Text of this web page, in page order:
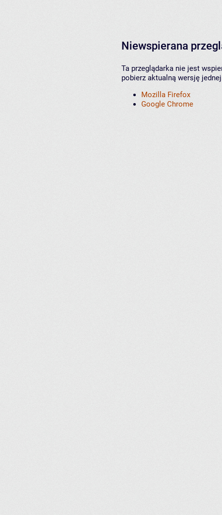
Niewspierana
Ta przeglądarka nie jest
pobierz aktualną wersję
Mozilla Firefox
Google Chrome